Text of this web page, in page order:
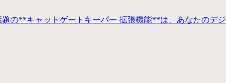
の**キャットゲートキーパー 拡張機能**は、あなたのデジ